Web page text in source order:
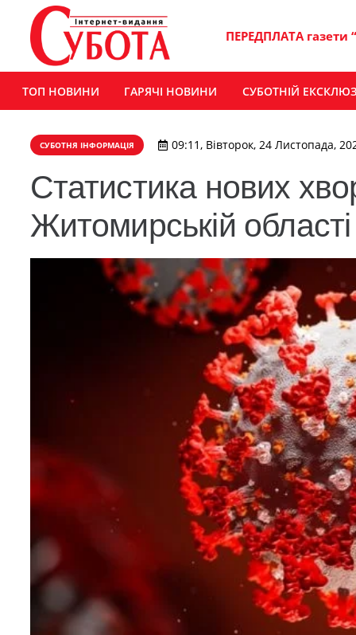
ПЕРЕДПЛАТА газети
ТОП НОВИНИ ГАРЯЧІ НОВИНИ СУБОТНІЙ
СУБОТНЯ ІНФОРМАЦІЯ 09:11, Вівторок, 24 Листопада,
Статистика нових
Житомирській області